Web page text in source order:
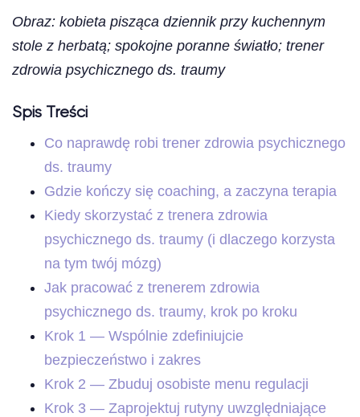
Obraz: kobieta pisząca dziennik przy kuchennym
stole z herbatą; spokojne poranne światło; trener
zdrowia psychicznego ds. traumy
Spis Treści
Co naprawdę robi trener zdrowia psychicznego
ds. traumy
Gdzie kończy się coaching, a zaczyna terapia
Kiedy skorzystać z trenera zdrowia
psychicznego ds. traumy (i dlaczego korzysta
na tym twój mózg)
Jak pracować z trenerem zdrowia
psychicznego ds. traumy, krok po kroku
Krok 1 — Wspólnie zdefiniujcie
bezpieczeństwo i zakres
Krok 2 — Zbuduj osobiste menu regulacji
Krok 3 — Zaprojektuj rutyny uwzględniające